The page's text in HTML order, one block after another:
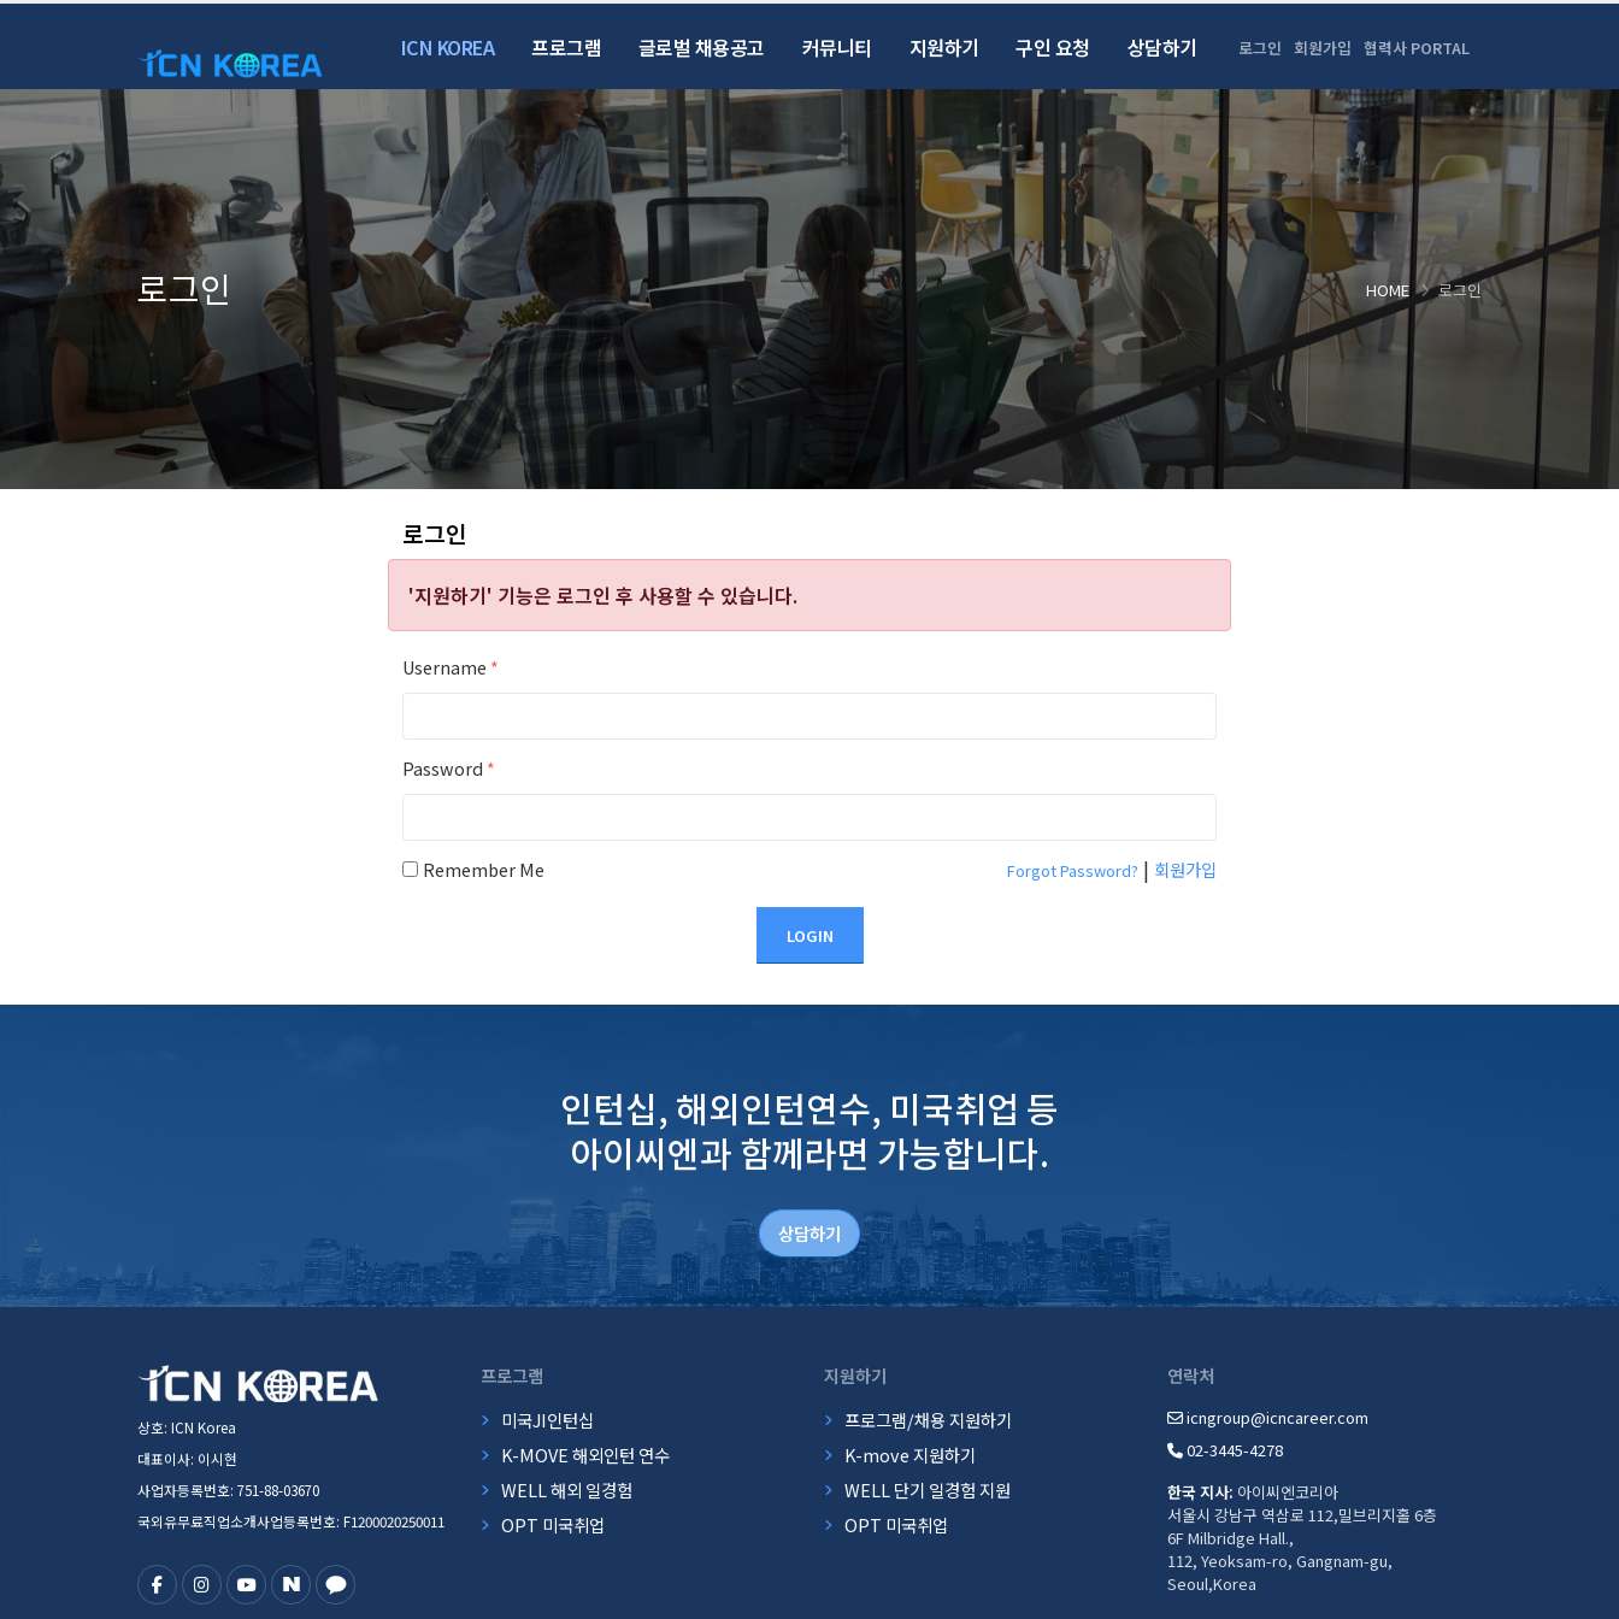
ICN KOREA 프로그램 글로벌 채용공고 커뮤니티 지원하기 구인 요청 상담하기 로그인 회원가입 협력사 PORTAL
로그인 HOME 로그인
로그인
'지원하기' 기능은 로그인 후 사용할 수 있습니다.
Username *
Password *
Remember Me Forgot Password? | 회원가입
LOGIN
인턴십, 해외인턴연수, 미국취업 등
아이씨엔과 함께라면 가능합니다.
상담하기
상호: ICN Korea
대표이사: 이시현
사업자등록번호: 751-88-03670
국외유무료직업소개사업등록번호: F1200020250011
프로그램
미국JI인턴십
K-MOVE 해외인턴 연수
WELL 해외 일경험
OPT 미국취업
지원하기
프로그램/채용 지원하기
K-move 지원하기
WELL 단기 일경험 지원
OPT 미국취업
연락처
icngroup@icncareer.com
02-3445-4278
한국 지사: 아이씨엔코리아
서울시 강남구 역삼로 112,밀브리지홀 6층
6F Milbridge Hall.,
112, Yeoksam-ro, Gangnam-gu,
Seoul,Korea